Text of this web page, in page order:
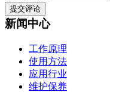
提交评论
新闻中心
工作原理
使用方法
应用行业
维护保养